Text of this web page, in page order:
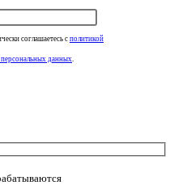
соглашаетесь с политикой
персональных данных.